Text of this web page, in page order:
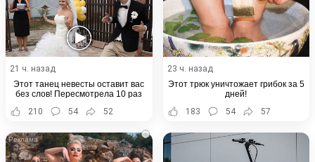
21 ч. назад
Этот танец невесты оставит вас
без слов! Пересмотрела 10 раз
210
54 52
23 ч. назад
Этот трюк уничтожает грибок за 5
дней!
183
54 57
i